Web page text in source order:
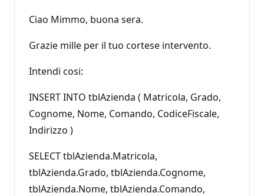
Ciao Mimmo, buona sera.
Grazie mille per il tuo cortese intervento.
Intendi cosi:
INSERT INTO tblAzienda ( Matricola, Grado,
Cognome, Nome, Comando, CodiceFiscale,
Indirizzo )
SELECT tblAzienda.Matricola,
tblAzienda.Grado, tblAzienda.Cognome,
tblAzienda.Nome, tblAzienda.Comando,